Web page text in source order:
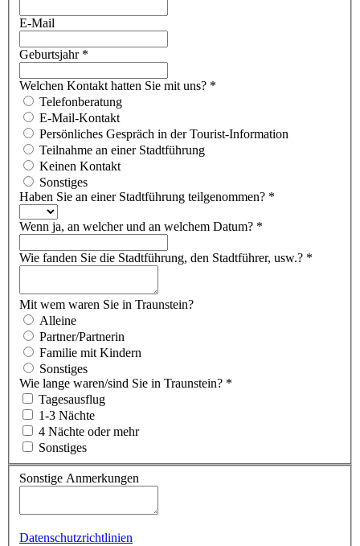
E-Mail
Geburtsjahr *
Welchen Kontakt hatten Sie mit uns? *
Telefonberatung
E-Mail-Kontakt
Persönliches Gespräch in der Tourist-Information
Teilnahme an einer Stadtführung
Keinen Kontakt
Sonstiges
Haben Sie an einer Stadtführung teilgenommen? *
Wenn ja, an welcher und an welchem Datum? *
Wie fanden Sie die Stadtführung, den Stadtführer, usw.? *
Mit wem waren Sie in Traunstein?
Alleine
Partner/Partnerin
Familie mit Kindern
Sonstiges
Wie lange waren/sind Sie in Traunstein? *
Tagesausflug
1-3 Nächte
4 Nächte oder mehr
Sonstiges
Sonstige Anmerkungen
Datenschutzrichtlinien